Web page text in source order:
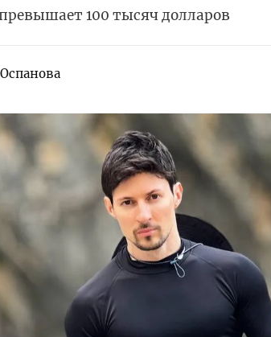
100 тысяч долларов